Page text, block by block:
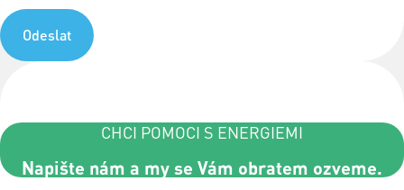
Odeslat
CHCI POMOCI S ENERGIEMI
Napište nám a my se Vám obratem ozveme.